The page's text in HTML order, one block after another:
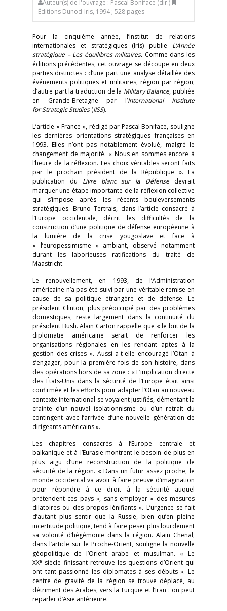
Auteur(s) de l'ouvrage : Pascal Boniface (dir.)
Éditions Dunod-Iris, 1994 ; 528 pages
Pour la cinquième année, l’Institut de relations
internationales et stratégiques (Iris) publie L’Année
stratégique – Les équilibres militaires. Comme dans les
éditions précédentes, cet ouvrage se découpe en deux
parties distinctes : d’une part une analyse détaillée des
événements politiques et militaires, région par région,
d’autre part la traduction de la Military Balance, publiée
en Grande-Bretagne par l’International Institute
for Strategic Studies(IISS).
L’article « France », rédigé par Pascal Boniface, souligne
les dernières orientations stratégiques françaises en
1993. Elles n’ont pas notablement évolué, malgré le
changement de majorité. « Nous en sommes encore à
l’heure de la réflexion. Les choix véritables seront faits
par le prochain président de la République ». La
publication du Livre blanc sur la Défense devrait
marquer une étape importante de la réflexion collective
qui s’impose après les récents bouleversements
stratégiques. Bruno Tertrais, dans l’article consacré à
l’Europe occidentale, décrit les difficultés de la
construction d’une politique de défense européenne à
la lumière de la crise yougoslave et face à
« l’europessimisme » ambiant, observé notamment
durant les laborieuses ratifications du traité de
Maastricht.
Le renouvellement, en 1993, de l’Administration
américaine n’a pas été suivi par une véritable remise en
cause de sa politique étrangère et de défense. Le
président Clinton, plus préoccupé par des problèmes
domestiques, reste largement dans la continuité du
président Bush. Alain Carton rappelle que « le but de la
diplomatie américaine serait de renforcer les
organisations régionales en les rendant aptes à la
gestion des crises ». Aussi a-t-elle encouragé l’Otan à
s’engager, pour la première fois de son histoire, dans
des opérations hors de sa zone : « L’implication directe
des États-Unis dans la sécurité de l’Europe était ainsi
confirmée et les efforts pour adapter l’Otan au nouveau
contexte international se voyaient justifiés, démentant la
crainte d’un nouvel isolationnisme ou d’un retrait du
contingent avec l’arrivée d’une nouvelle génération de
dirigeants américains ».
Les chapitres consacrés à l’Europe centrale et
balkanique et à l’Eurasie montrent le besoin de plus en
plus aigu d’une reconstruction de la politique de
sécurité de la région. « Dans un futur assez proche, le
monde occidental va avoir à faire preuve d’imagination
pour répondre à ce droit à la sécurité auquel
prétendent ces pays », sans employer « des mesures
dilatoires ou des propos lénifiants ». L’urgence se fait
d’autant plus sentir que la Russie, bien qu’en pleine
incertitude politique, tend à faire peser plus lourdement
sa volonté d’hégémonie dans la région. Alain Chenal,
dans l’article sur le Proche-Orient, souligne la nouvelle
géopolitique de l’Orient arabe et musulman. « Le
XXe siècle finissant retrouve les questions d’Orient qui
ont tant passionné les diplomates à ses débuts ». Le
centre de gravité de la région se trouve déplacé, au
détriment des Arabes, vers la Turquie et l’Iran : on peut
reparler d’Asie antérieure.